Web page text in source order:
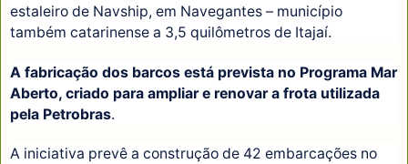
estaleiro de Navship, em Navegantes – município
também catarinense a 3,5 quilômetros de Itajaí.
A fabricação dos barcos está prevista no Programa Mar
Aberto, criado para ampliar e renovar a frota utilizada
pela Petrobras.
A iniciativa prevê a construção de 42 embarcações no